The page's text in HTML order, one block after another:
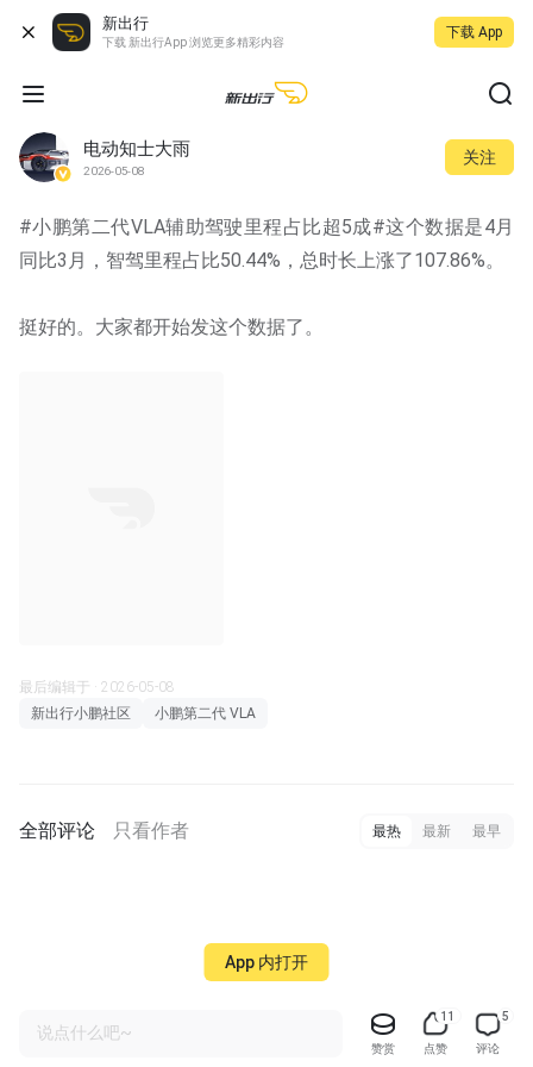
新出行
下载 新出行App 浏览更多精彩内容
下载 App
电动知士大雨
2026-05-08
关注
#小鹏第二代VLA辅助驾驶里程占比超5成#这个数据是4月
同比3月，智驾里程占比50.44%，总时长上涨了107.86%。
挺好的。大家都开始发这个数据了。
最后编辑于 · 2026-05-08
新出行小鹏社区
小鹏第二代 VLA
全部评论 只看作者 最热 最新 最早
说点什么吧~
赞赏
11
点赞
5
评论
App 内打开